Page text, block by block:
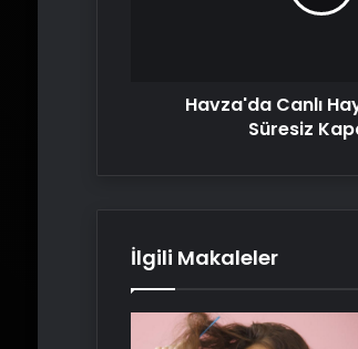
Havza'da Canlı
Süresiz
İlgili Makaleler